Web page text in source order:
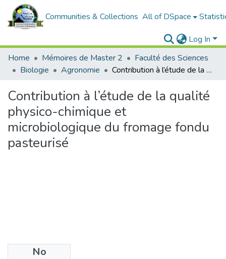
Communities & Collections All of DSpace
Log In
Home
Mémoires de Master 2
Faculté des Sciences
Biologie
Agronomie Contribution à l’étude de la qualité physico-chimique et microbiologique du fromage fondu pasteurisé
Contribution à l’étude de la qualité
physico-chimique et
microbiologique du fromage fondu
pasteurisé
No